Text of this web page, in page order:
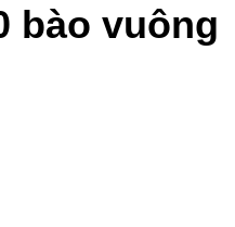
bào vuông